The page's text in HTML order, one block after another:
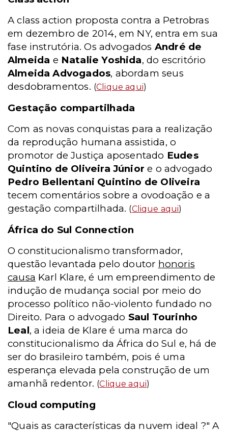
A class action proposta contra a Petrobras
em dezembro de 2014, em NY, entra em sua
fase instrutória. Os advogados André de
Almeida e Natalie Yoshida, do escritório
Almeida Advogados, abordam seus
desdobramentos. (Clique aqui)
Gestação compartilhada
Com as novas conquistas para a realização
da reprodução humana assistida, o
promotor de Justiça aposentado Eudes
Quintino de Oliveira Júnior e o advogado
Pedro Bellentani Quintino de Oliveira
tecem comentários sobre a ovodoação e a
gestação compartilhada. (Clique aqui)
África do Sul Connection
O constitucionalismo transformador,
questão levantada pelo doutor honoris
causa Karl Klare, é um empreendimento de
indução de mudança social por meio do
processo político não-violento fundado no
Direito. Para o advogado Saul Tourinho
Leal, a ideia de Klare é uma marca do
constitucionalismo da África do Sul e, há de
ser do brasileiro também, pois é uma
esperança elevada pela construção de um
amanhã redentor. (Clique aqui)
Cloud computing
"Quais as características da nuvem ideal ?" A